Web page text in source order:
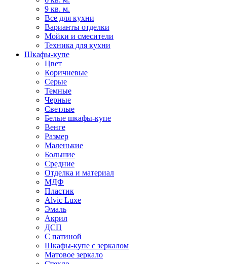
9 кв. м.
Все для кухни
Варианты отделки
Мойки и смесители
Техника для кухни
Шкафы-купе
Цвет
Коричневые
Серые
Темные
Черные
Светлые
Белые шкафы-купе
Венге
Размер
Маленькие
Большие
Средние
Отделка и материал
МДФ
Пластик
Alvic Luxe
Эмаль
Акрил
ДСП
С патиной
Шкафы-купе с зеркалом
Матовое зеркало